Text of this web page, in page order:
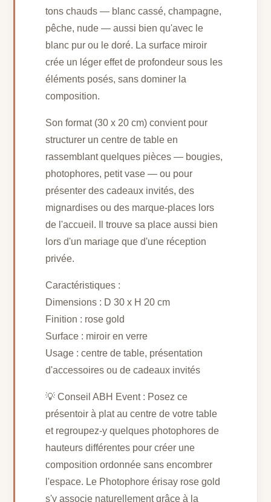
tons chauds — blanc cassé, champagne,
pêche, nude — aussi bien qu'avec le
blanc pur ou le doré. La surface miroir
crée un léger effet de profondeur sous les
éléments posés, sans dominer la
composition.
Son format (30 x 20 cm) convient pour
structurer un centre de table en
rassemblant quelques pièces — bougies,
photophores, petit vase — ou pour
présenter des cadeaux invités, des
mignardises ou des marque-places lors
de l'accueil. Il trouve sa place aussi bien
lors d'un mariage que d'une réception
privée.
Caractéristiques :
Dimensions : D 30 x H 20 cm
Finition : rose gold
Surface : miroir en verre
Usage : centre de table, présentation
d'accessoires ou de cadeaux invités
💡 Conseil ABH Event : Posez ce
présentoir à plat au centre de votre table
et regroupez-y quelques photophores de
hauteurs différentes pour créer une
composition ordonnée sans encombrer
l'espace. Le Photophore érisay rose gold
s'y associe naturellement grâce à la